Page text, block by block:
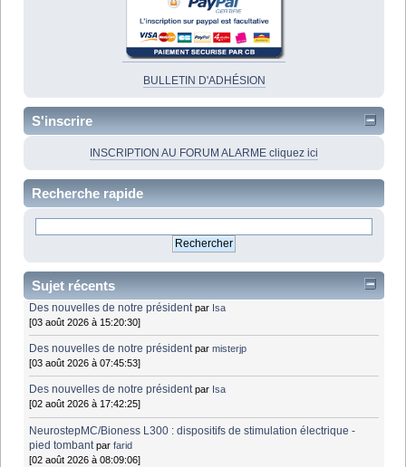
BULLETIN D'ADHÉSION
S'inscrire
INSCRIPTION AU FORUM ALARME cliquez ici
Recherche rapide
Sujet récents
Des nouvelles de notre président par Isa
[03 août 2026 à 15:20:30]
Des nouvelles de notre président parmisterjp
[03 août 2026 à 07:45:53]
Des nouvelles de notre président par Isa
[02 août 2026 à 17:42:25]
NeurostepMC/Bioness L300 : dispositifs de stimulation électrique -
pied tombant parfarid
[02 août 2026 à 08:09:06]